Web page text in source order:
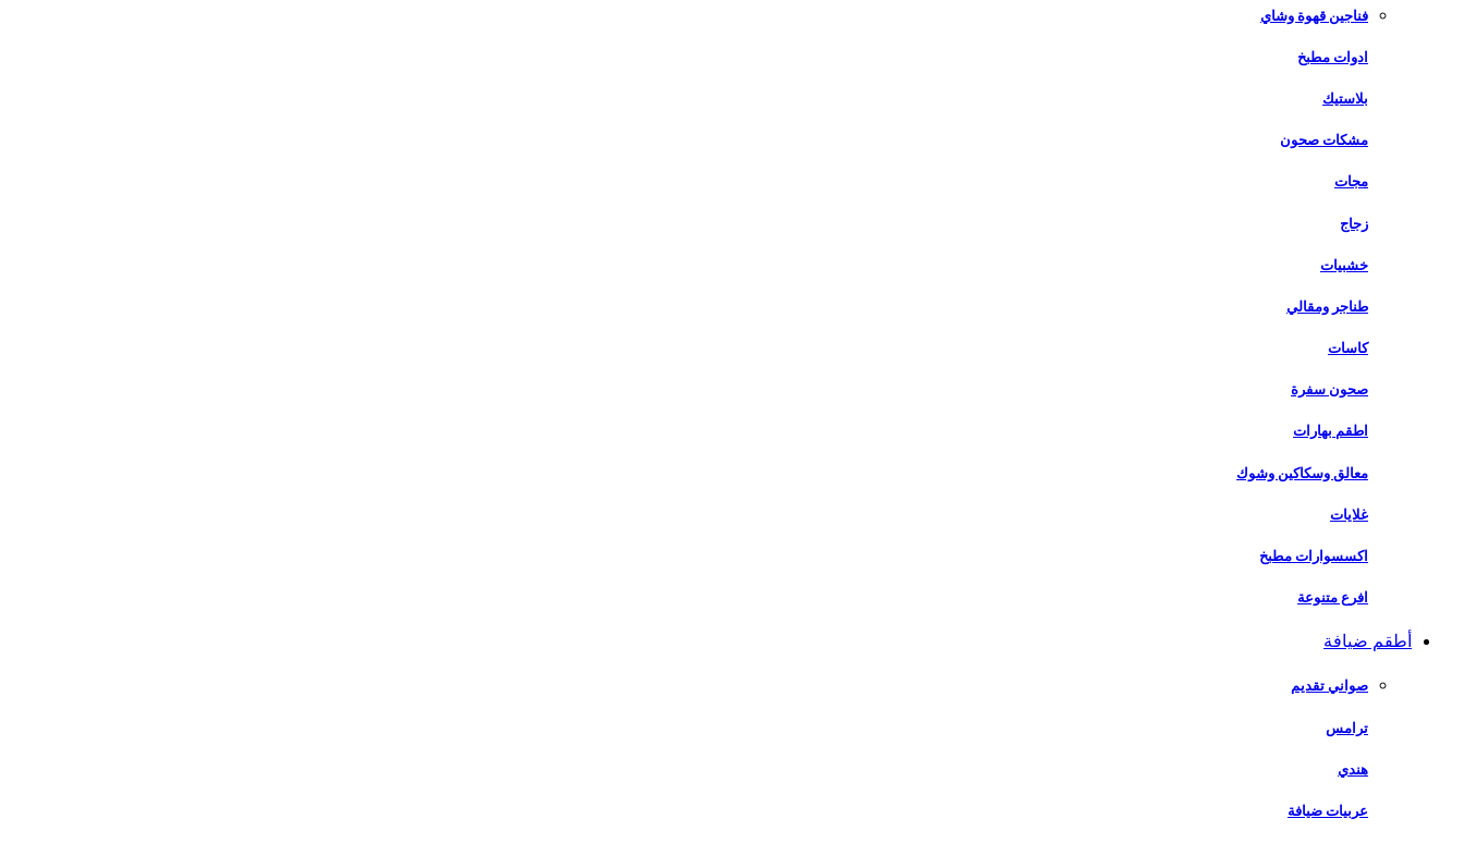
فناجين قهوة وشاي
ادوات مطبخ
بلاستيك
مشكات صحون
مجات
زجاج
خشبيات
طناجر ومقالي
كاسات
صحون سفرة
اطقم بهارات
معالق وسكاكين وشوك
غلايات
اكسسوارات مطبخ
افرع متنوعة
أطقم ضيافة
صواني تقديم
ترامس
هندي
عربيات ضيافة